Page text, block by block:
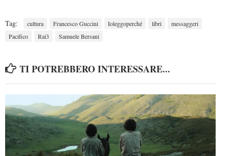
Tag: cultura Francesco Guccini Ioleggoperché libri
messaggeri
Pacifico
Rai3 Samuele Bersani
TI POTREBBERO INTERESSARE...